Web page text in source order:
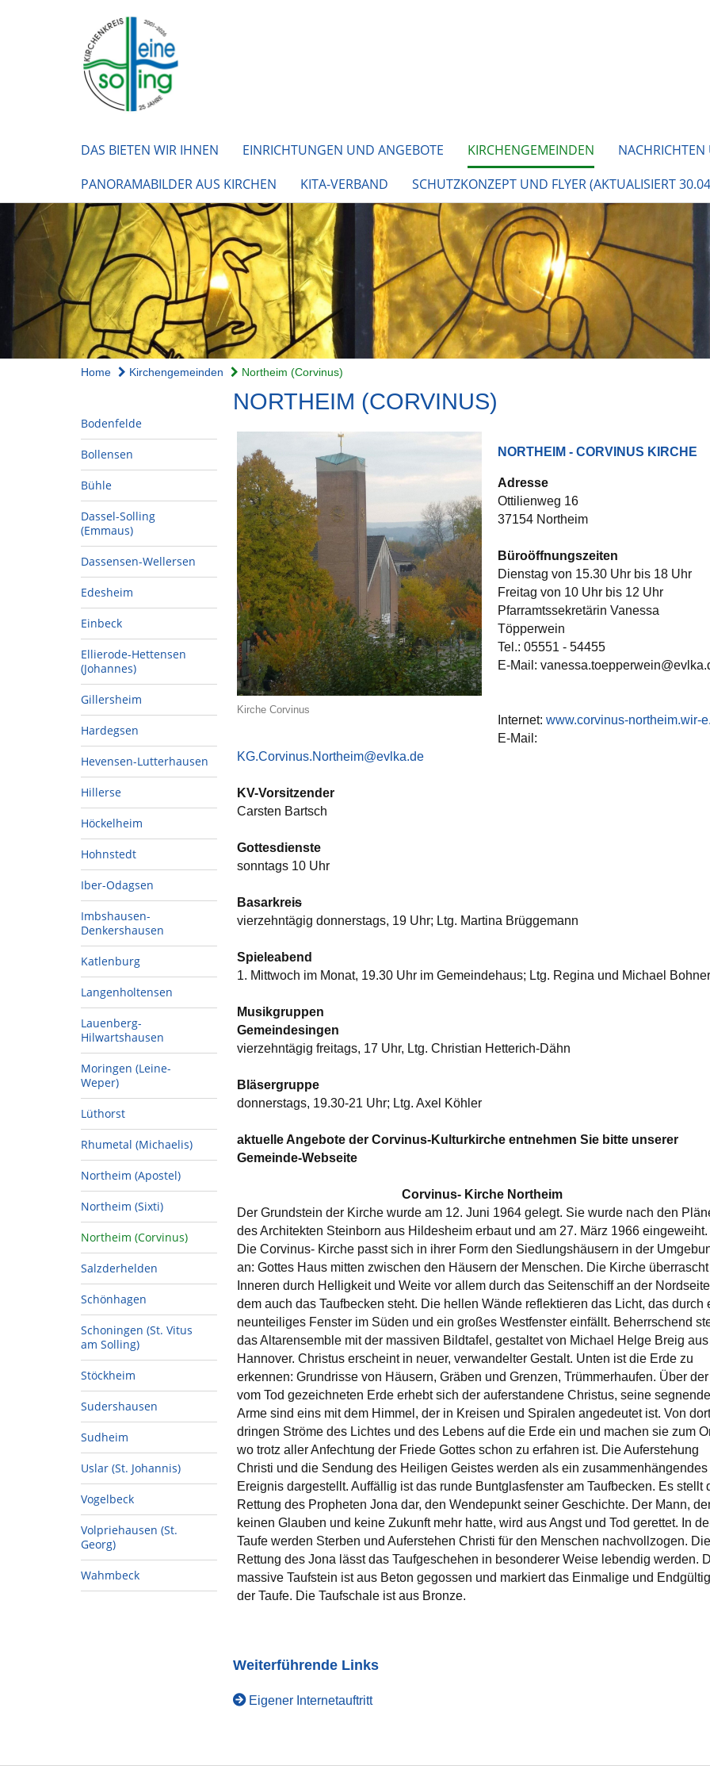
DAS BIETEN WIR IHNEN EINRICHTUNGEN UND ANGEBOTE KIRCHENGEMEINDEN
PANORAMABILDER AUS KIRCHEN
KITA-VERBAND SCHUTZKONZEPT UND FLYER (AKTUALISIERT
Home Kirchengemeinden Northeim (Corvinus)
Bodenfelde
Bollensen
Bühle
Dassel-Solling
(Emmaus)
Dassensen-Wellersen
Edesheim
Einbeck
Ellierode-Hettensen
(Johannes)
Gillersheim
Hardegsen
Hevensen-Lutterhausen
Hillerse
Höckelheim
Hohnstedt
Iber-Odagsen
Imbshausen-
Denkershausen
Katlenburg
Langenholtensen
Lauenberg-
Hilwartshausen
Moringen (Leine-
Weper)
Lüthorst
Rhumetal (Michaelis)
Northeim (Apostel)
Northeim (Sixti)
Northeim (Corvinus)
Salzderhelden
Schönhagen
Schoningen (St. Vitus
am Solling)
Stöckheim
Sudershausen
Sudheim
Uslar (St. Johannis)
Vogelbeck
Volpriehausen (St.
Georg)
Wahmbeck
NORTHEIM (CORVINUS)
Kirche Corvinus
NORTHEIM - CORVINUS KIRCHE
Adresse
Ottilienweg 16
37154 Northeim
Büroöffnungszeiten
Dienstag von 15.30 Uhr bis 18 Uhr
Freitag von 10 Uhr bis 12 Uhr
Pfarramtssekretärin Vanessa
Töpperwein
Tel.: 05551 - 54455
E-Mail:
Internet:www.corvinus-northeim.wir-
E-Mail:
KG.Corvinus.Northeim@evlka.de
KV-Vorsitzender
Carsten Bartsch
Gottesdienste
sonntags 10 Uhr
Basarkreis
vierzehntägig donnerstags, 19 Uhr; Ltg. Martina Brüggemann
Spieleabend
1. Mittwoch im Monat, 19.30 Uhr im Gemeindehaus; Ltg. Regina und Michael
Musikgruppen
Gemeindesingen
vierzehntägig freitags, 17 Uhr, Ltg. Christian Hetterich-Dähn
Bläsergruppe
donnerstags, 19.30-21 Uhr; Ltg. Axel Köhler
aktuelle Angebote der Corvinus-Kulturkirche entnehmen Sie bitte unserer
Gemeinde-Webseite
Corvinus- Kirche Northeim
Der Grundstein der Kirche wurde am 12. Juni 1964 gelegt. Sie wurde nach den
des Architekten Steinborn aus Hildesheim erbaut und am 27. März 1966 eingeweiht.
Die Corvinus- Kirche passt sich in ihrer Form den Siedlungshäusern in der
an: Gottes Haus mitten zwischen den Häusern der Menschen. Die Kirche
Inneren durch Helligkeit und Weite vor allem durch das Seitenschiff an der
dem auch das Taufbecken steht. Die hellen Wände reflektieren das Licht, das durch
neunteiliges Fenster im Süden und ein großes Westfenster einfällt. Beherrschend
das Altarensemble mit der massiven Bildtafel, gestaltet von Michael Helge Breig aus
Hannover. Christus erscheint in neuer, verwandelter Gestalt. Unten ist die Erde zu
erkennen: Grundrisse von Häusern, Gräben und Grenzen, Trümmerhaufen. Über der
vom Tod gezeichneten Erde erhebt sich der auferstandene Christus, seine
Arme sind eins mit dem Himmel, der in Kreisen und Spiralen angedeutet ist. Von dort
dringen Ströme des Lichtes und des Lebens auf die Erde ein und machen sie zum
wo trotz aller Anfechtung der Friede Gottes schon zu erfahren ist. Die Auferstehung
Christi und die Sendung des Heiligen Geistes werden als ein zusammenhängendes
Ereignis dargestellt. Auffällig ist das runde Buntglasfenster am Taufbecken. Es stellt
Rettung des Propheten Jona dar, den Wendepunkt seiner Geschichte. Der Mann,
keinen Glauben und keine Zukunft mehr hatte, wird aus Angst und Tod gerettet. In
Taufe werden Sterben und Auferstehen Christi für den Menschen nachvollzogen. Die
Rettung des Jona lässt das Taufgeschehen in besonderer Weise lebendig werden.
massive Taufstein ist aus Beton gegossen und markiert das Einmalige und
der Taufe. Die Taufschale ist aus Bronze.
Weiterführende Links
Eigener Internetauftritt